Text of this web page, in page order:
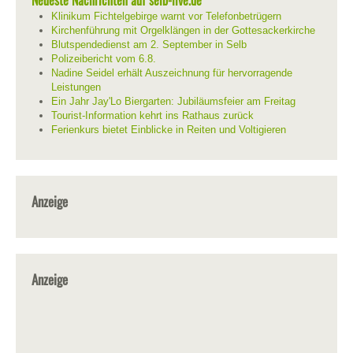
Klinikum Fichtelgebirge warnt vor Telefonbetrügern
Kirchenführung mit Orgelklängen in der Gottesackerkirche
Blutspendedienst am 2. September in Selb
Polizeibericht vom 6.8.
Nadine Seidel erhält Auszeichnung für hervorragende
Leistungen
Ein Jahr Jay'Lo Biergarten: Jubiläumsfeier am Freitag
Tourist-Information kehrt ins Rathaus zurück
Ferienkurs bietet Einblicke in Reiten und Voltigieren
Anzeige
Anzeige